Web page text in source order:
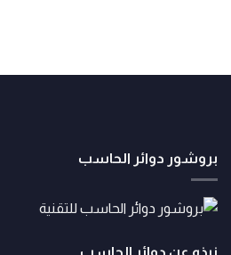
بروشور دوائر الحاسب
نبذه عن دوائر الحاسب